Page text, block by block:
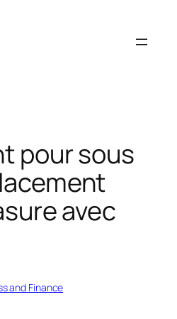
pour sous
avec
and Finance